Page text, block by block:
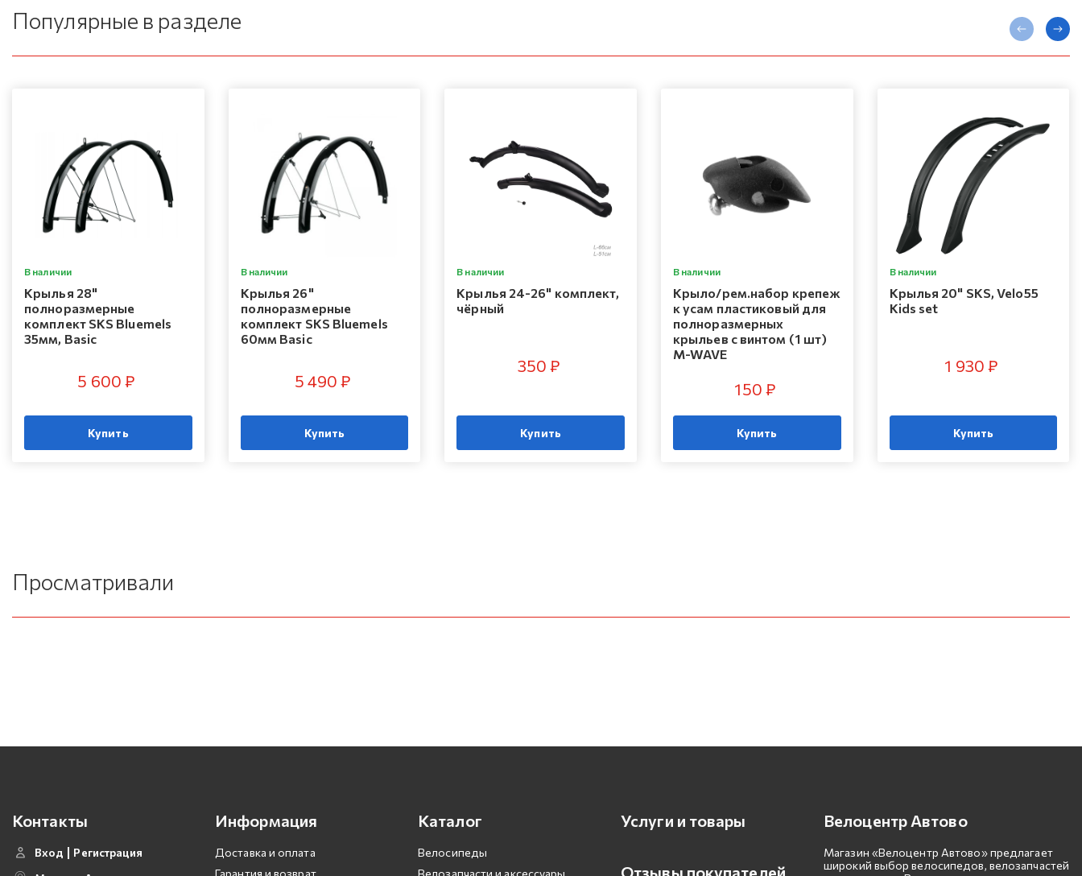
Популярные в разделе
В наличии
Крылья 28"
полноразмерные
комплект SKS Bluemels
35мм, Basic
5 600 ₽
Купить
В наличии
Крылья 26"
полноразмерные
комплект SKS Bluemels
60мм Basic
5 490 ₽
Купить
В наличии
Крылья 24-26" комплект,
чёрный
350 ₽
Купить
В наличии
Крыло/рем.набор крепеж
к усам пластиковый для
полноразмерных
крыльев с винтом (1 шт)
M-WAVE
150 ₽
Купить
В наличии
Крылья 20" SKS, Velo55
Kids set
1 930 ₽
Купить
Просматривали
Контакты
Вход
Регистрация
Информация
Доставка и оплата
Гарантия и возврат
Каталог
Велосипеды
Велозапчасти и аксессуары
Услуги и товары
Отзывы покупателей
Велоцентр Автово
Магазин «Велоцентр Автово» предлагает
широкий выбор велосипедов, велозапчастей